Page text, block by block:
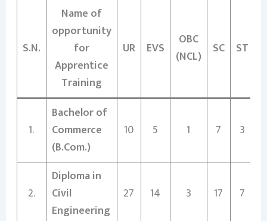
S.N.
Name of
opportunity
for
Apprentice
Training
UR EVS
OBC
(NCL)
SC ST
1.
Bachelor of
Commerce
(B.Com.)
10 5 1 7 3
2.
Diploma in
Civil
Engineering
27 14 3 17 7